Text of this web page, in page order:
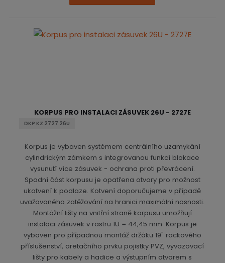
KORPUS PRO INSTALACI ZÁSUVEK 26U - 2727E
DKP KZ 2727 26U
Korpus je vybaven systémem centrálního uzamykání
cylindrickým zámkem s integrovanou funkcí blokace
vysunutí více zásuvek - ochrana proti převrácení.
Spodní část korpusu je opatřena otvory pro možnost
ukotvení k podlaze. Kotvení doporučujeme v případě
uvažovaného zatěžování na hranici maximální nosnosti.
Montážní lišty na vnitřní straně korpusu umožňují
instalaci zásuvek v rastru 1U = 44,45 mm. Korpus je
vybaven pro případnou montáž držáku 19" rackového
příslušenství, aretačního prvku pojistky PVZ, vyvazovací
lišty pro kabely a hadice a výstupním otvorem s